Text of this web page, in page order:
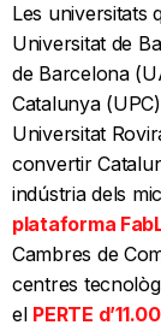
Les universitats
Universitat de
de Barcelona
Catalunya
Universitat
convertir
indústria dels
plataforma
Cambres de
centres
el PERTE